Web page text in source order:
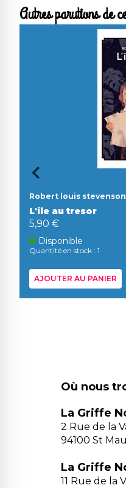
Autres parutions de
Robert louis stevenson
L'ile au tresor
5,90 €
Disponible
Quantité en stock : 1
AJOUTER AU PANIER
Où nous
La Griffe
2 Rue de la
94100 St
La Griffe
11 Rue de la